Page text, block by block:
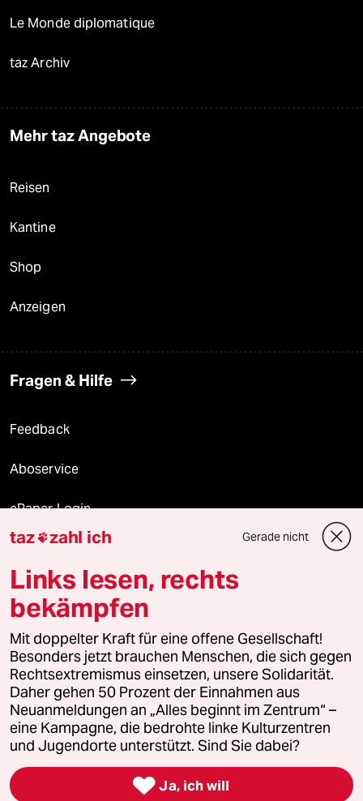
Le Monde diplomatique
taz Archiv
Mehr taz Angebote
Reisen
Kantine
Shop
Anzeigen
Fragen & Hilfe
Feedback
Aboservice
ePaper Login
Downloads für Abonnierende
© 2026 taz Verlags und Vertriebs GmbH
Alle Rechte vorbehalten. Bei rechtlichen Fragen oder für Genehmigungen
wenden Sie sich bitte an
lizenzen@taz.de
Feedback Redaktionsstatut Kommune-Richtlinien
Leitlinie Informant Datenschutz Impressum AGB
Seitenwende Einwilligungen widerrufen (Ads)
taz zahl ich Gerade nicht
Links lesen, rechts
bekämpfen
Mit doppelter Kraft für eine offene Gesellschaft!
Besonders jetzt brauchen Menschen, die sich gegen
Rechtsextremismus einsetzen, unsere Solidarität.
Daher gehen 50 Prozent der Einnahmen aus
Neuanmeldungen an „Alles beginnt im Zentrum“ –
eine Kampagne, die bedrohte linke Kulturzentren
und Jugendorte unterstützt. Sind Sie dabei?
 Ja, ich will